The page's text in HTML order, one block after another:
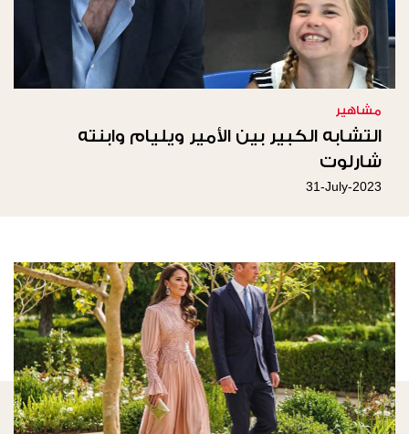
مشاهير
التشابه الكبير بين الأمير ويليام وابنته
شارلوت
31-July-2023